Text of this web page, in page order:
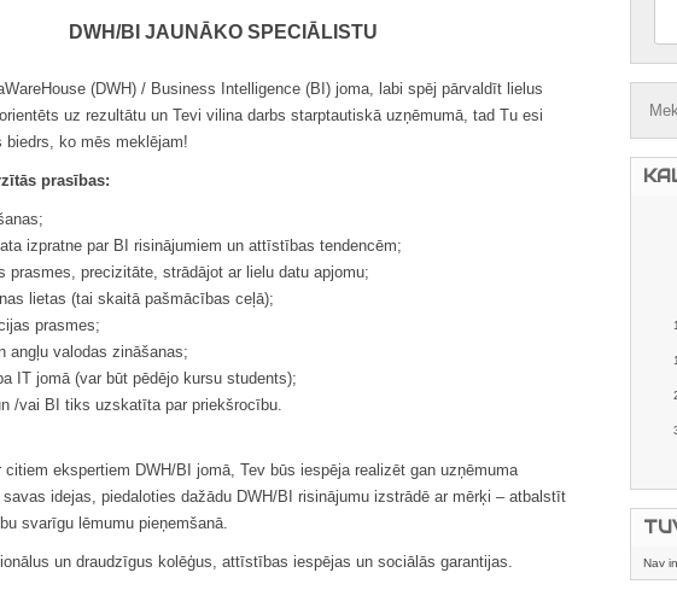
DWH/BI JAUNĀKO SPECIĀLISTU
(DWH) / Business Intelligence (BI) joma, labi spēj pārvaldīt lielus
uz rezultātu un Tevi vilina darbs starptautiskā uzņēmumā, tad Tu esi
biedrs, ko mēs meklējam!
prasības:
izpratne par BI risinājumiem un attīstības tendencēm;
prasmes, precizitāte, strādājot ar lielu datu apjomu;
lietas (tai skaitā pašmācības ceļā);
prasmes;
angļu valodas zināšanas;
IT jomā (var būt pēdējo kursu students);
/vai BI tiks uzskatīta par priekšrocību.
citiem ekspertiem DWH/BI jomā, Tev būs iespēja realizēt gan uzņēmuma
idejas, piedaloties dažādu DWH/BI risinājumu izstrādē ar mērķi – atbalstīt
svarīgu lēmumu pieņemšanā.
un draudzīgus kolēģus, attīstības iespējas un sociālās garantijas. Nav